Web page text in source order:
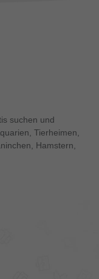
suchen und
Tierheimen,
Hamstern,